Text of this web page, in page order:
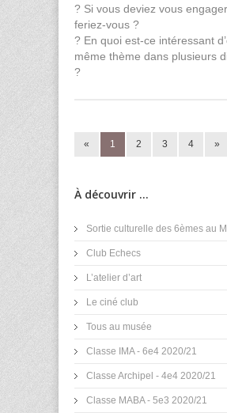
? Si vous deviez vous
feriez-vous ?
? En quoi est-ce intéressant
même thème dans plusieurs
?
« 1 2 3 4 »
À découvrir ...
Sortie culturelle des 6èmes au
Club Echecs
L’atelier d’art
Le ciné club
Tous au musée
Classe IMA - 6e4 2020/21
Classe Archipel - 4e4 2020/21
Classe MABA - 5e3 2020/21